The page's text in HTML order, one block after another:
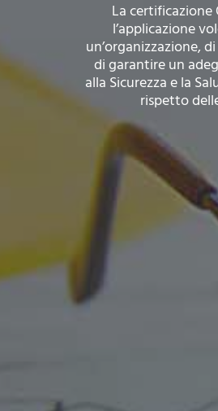
La certificazione
l’applicazione
un’organizzazione,
di garantire un
alla Sicurezza e la
rispetto